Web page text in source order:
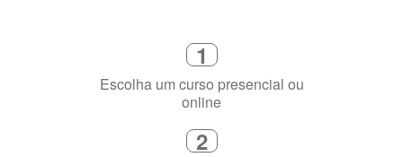
1
Escolha um curso presencial ou
online
2